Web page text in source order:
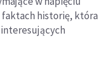
historię, która